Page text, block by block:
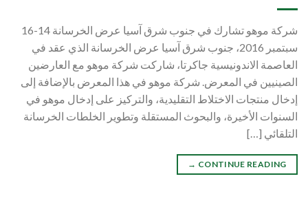
شركة موهو تشارك في جنوب شرق آسيا عرض الخرسانة 14-16
سبتمبر 2016، جنوب شرق آسيا عرض الخرسانة الذي عقد في
العاصمة الاندونيسية جاكرتا، شاركت شركة موهو مع العارضين
الصينيين في المعرض. شركة موهو في هذا المعرض بالإضافة إلى
إدخال منتجات الاختلاط التقليدية، والتركيز على إدخال موهو في
السنوات الأخيرة، والبحوث المستقلة وتطوير الخلطات الخرسانة
التلقائي […]
CONTINUE READING
→